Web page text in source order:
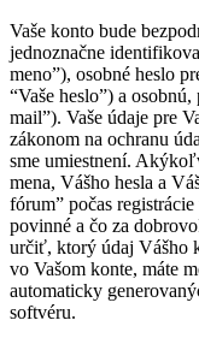
Vaše konto bude
jednoznačne
meno”), osobné heslo
“Vaše heslo”) a
mail”). Vaše údaje pre
zákonom na ochranu
sme umiestnení.
mena, Vášho hesla a
fórum” počas
povinné a čo za
určiť, ktorý údaj Vášho
vo Vašom konte, máte
automaticky
softvéru.